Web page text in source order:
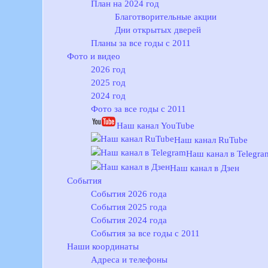
План на 2024 год
Благотворительные акции
Дни открытых дверей
Планы за все годы с 2011
Фото и видео
2026 год
2025 год
2024 год
Фото за все годы с 2011
Наш канал YouTube
Наш канал RuTube
Наш канал в
Наш канал в Дзен
События
События 2026 года
События 2025 года
События 2024 года
События за все годы с 2011
Наши координаты
Адреса и телефоны